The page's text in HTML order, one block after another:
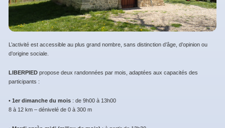
L’activité est accessible au plus grand nombre, sans distinction d’âge, d’opinion ou
d’origine sociale.
LIBERPIED propose deux randonnées par mois, adaptées aux capacités des
participants :
• 1er dimanche du mois : de 9h00 à 13h00
8 à 12 km – dénivelé de 0 à 300 m